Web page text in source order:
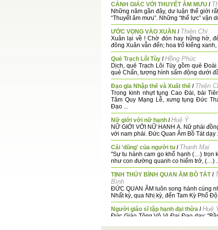
CẢNH GIÁC VỚI THUYẾT ÂM MƯU /
Những năm gần đây, dư luận thế giới
“Thuyết âm mưu”. Những “thế lực” vận
ƯỚC VỌNG VÀO XUÂN / Thiện Chí
Xuân lại về ! Chờ đón hay hững hờ,
đông Xuân vẫn đến; hoa trổ kiểng xanh,
Quẻ Trạch Lôi Tùy /Hồng Phúc
Dịch, quẻ Trạch Lôi Tùy gồm quẻ Đoài
quẻ Chấn, tượng hình sấm động dưới
Đạo gia Nhập thế và Xuất thế / Thiện
Trong kinh nhựt tụng Cao Đài, bài
Tâm Quy Mạng Lễ, xưng tụng Đức
Đạo ...
Nữ giới với nữ hạnh /Huệ Ý
NỮ GIỚI VỚI NỮ HẠNH A. Nữ phái
với nam phái. Đức Quan Âm Bồ Tát dạy
Cái 'dũng' của người tu / Thanh Mai
"Sự tu hành cam go khổ hạnh (…) trọn
như con đường quanh co hiểm trở, (…)
TỊNH THỦY BÌNH QUAN ÂM BỒ TÁT/
Bình
ĐỨC QUAN ÂM luôn song hành cùng
Nhất kỳ, qua Nhị kỳ, đến Tam Kỳ Phổ
Người giáo sĩ tập hạnh đại thừa /Huệ
Đức Giáo Tông Vô Vi Đại Đạo dạy: